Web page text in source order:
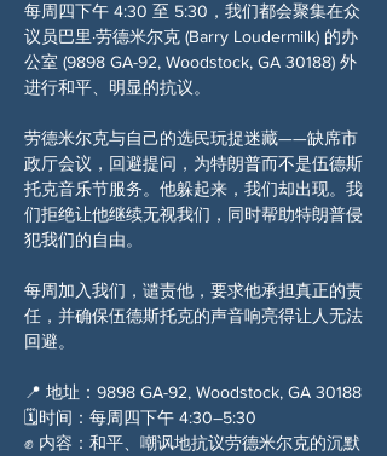
每周四下午 4:30 至 5:30，我们都会聚集在众
议员巴里·劳德米尔克 (Barry Loudermilk) 的办
公室 (9898 GA-92, Woodstock, GA 30188) 外
进行和平、明显的抗议。
劳德米尔克与自己的选民玩捉迷藏——缺席市
政厅会议，回避提问，为特朗普而不是伍德斯
托克音乐节服务。他躲起来，我们却出现。我
们拒绝让他继续无视我们，同时帮助特朗普侵
犯我们的自由。
每周加入我们，谴责他，要求他承担真正的责
任，并确保伍德斯托克的声音响亮得让人无法
回避。
📍 地址：9898 GA-92, Woodstock, GA 30188
🗓️时间：每周四下午 4:30–5:30
✊ 内容：和平、嘲讽地抗议劳德米尔克的沉默